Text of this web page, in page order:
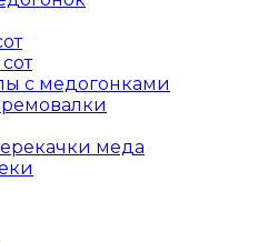
с медогонками
меда